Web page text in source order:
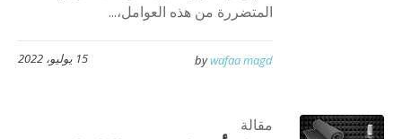
المتضررة من هذه العوامل،...
15 يوليو، 2022 bywafaa magd
مقالة